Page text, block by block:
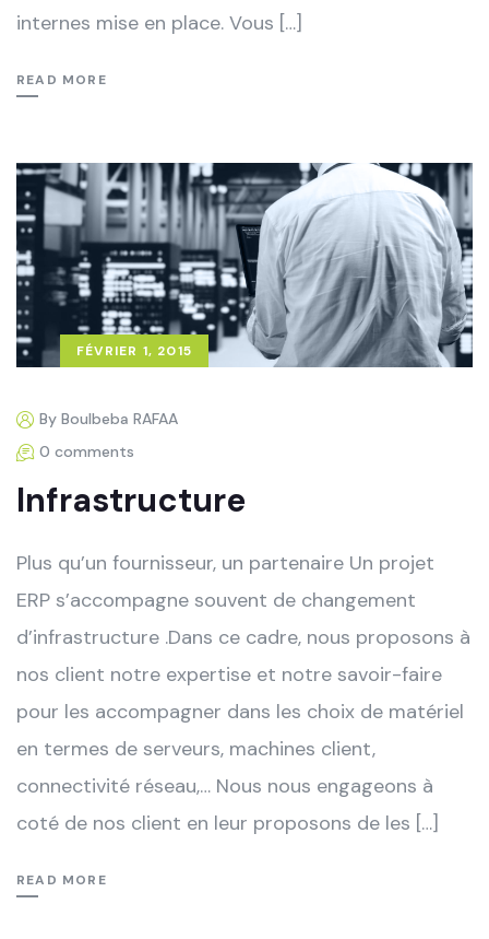
internes mise en place. Vous […]
READ MORE
FÉVRIER 1, 2015
By Boulbeba RAFAA
0 comments
Infrastructure
Plus qu’un fournisseur, un partenaire Un projet
ERP s’accompagne souvent de changement
d’infrastructure .Dans ce cadre, nous proposons à
nos client notre expertise et notre savoir-faire
pour les accompagner dans les choix de matériel
en termes de serveurs, machines client,
connectivité réseau,… Nous nous engageons à
coté de nos client en leur proposons de les […]
READ MORE